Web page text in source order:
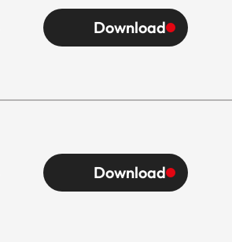
Download
Download